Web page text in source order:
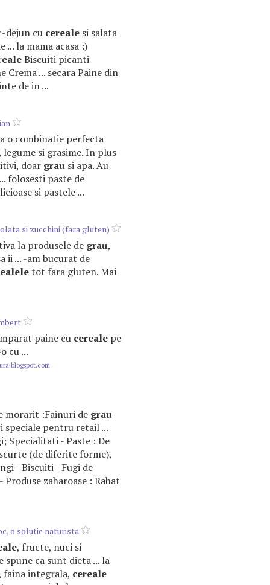
dejun cu cereale si salata
... la mama acasa :)
Biscuiti picanti
Crema ... secara Paine din
de in ...
o combinatie perfecta
legume si grasime. In plus
doar grau si apa. Au
folosesti paste de
si pastele ...
si zucchini (fara gluten)
la produsele de grau,
ii ... -am bucurat de
tot fara gluten. Mai
paine cu cereale pe
cu ...
morarit :Fainuri de grau
speciale pentru retail ...
Specialitati - Paste : De
(de diferite forme),
- Biscuiti - Fugi de
zaharoase : Rahat
o solutie naturista
, fructe, nuci si
spune ca sunt dieta ... la
faina integrala, cereale